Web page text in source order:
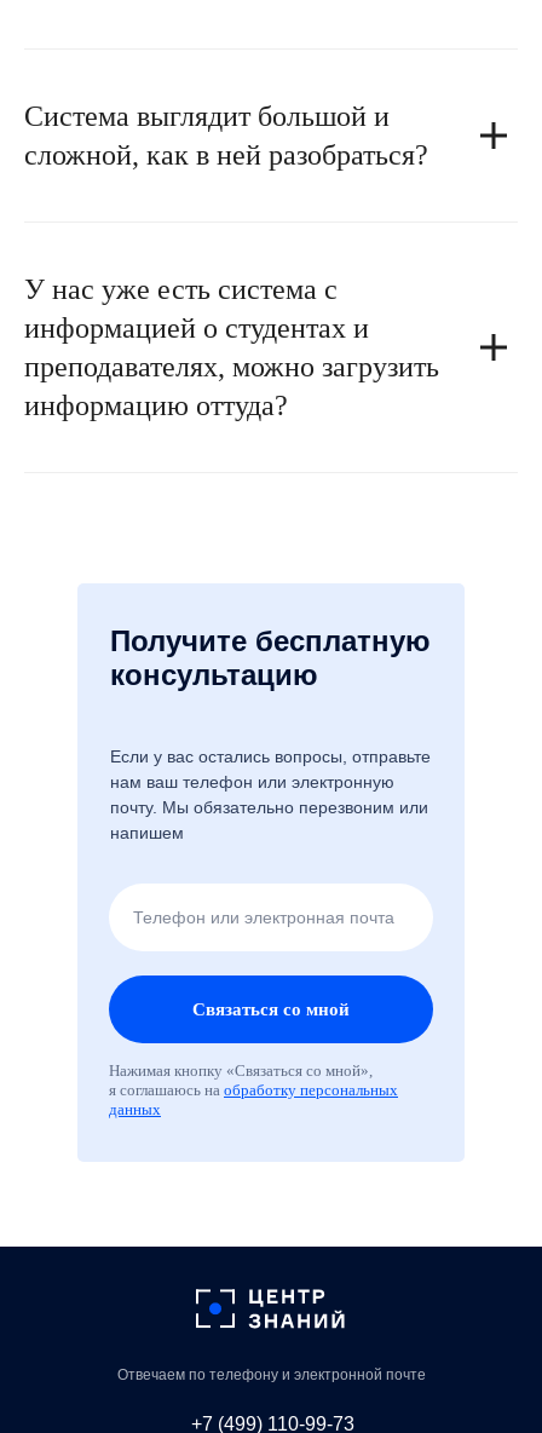
Система выглядит большой и
сложной, как в ней разобраться?
У нас уже есть система с
информацией о студентах и
преподавателях, можно загрузить
информацию оттуда?
Получите бесплатную
консультацию
Если у вас остались вопросы, отправьте
нам ваш телефон или электронную
почту. Мы обязательно перезвоним или
напишем
Телефон или электронная почта
Связаться со мной
Нажимая кнопку «Связаться со мной»,
я соглашаюсь на обработку персональных
данных
Отвечаем по телефону и электронной почте
+7 (499) 110-99-73